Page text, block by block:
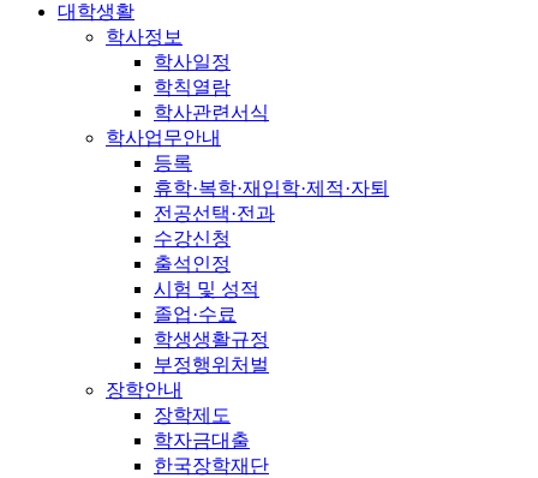
대학생활
학사정보
학사일정
학칙열람
학사관련서식
학사업무안내
등록
휴학·복학·재입학·제적·자퇴
전공선택·전과
수강신청
출석인정
시험 및 성적
졸업·수료
학생생활규정
부정행위처벌
장학안내
장학제도
학자금대출
한국장학재단